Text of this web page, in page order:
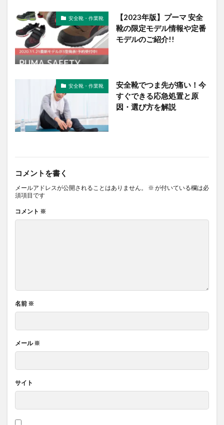
安全靴・作業靴
【2023年版】プーマ 安全
靴の限定モデル情報や定番
モデルのご紹介!!
安全靴・作業靴
安全靴でつま先が痛い！今
すぐできる応急処置と原
因・選び方を解説
コメントを書く
メールアドレスが公開されることはありません。 ※ が付いている欄は必
須項目です
コメント ※
名前 ※
メール※
サイト